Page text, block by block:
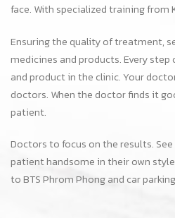
face. With specialized training from
Ensuring the quality of treatment,
medicines and products. Every step
and product in the clinic. Your
doctors. When the doctor finds it
patient.
Doctors to focus on the results.
patient handsome in their own
to BTS Phrom Phong and car